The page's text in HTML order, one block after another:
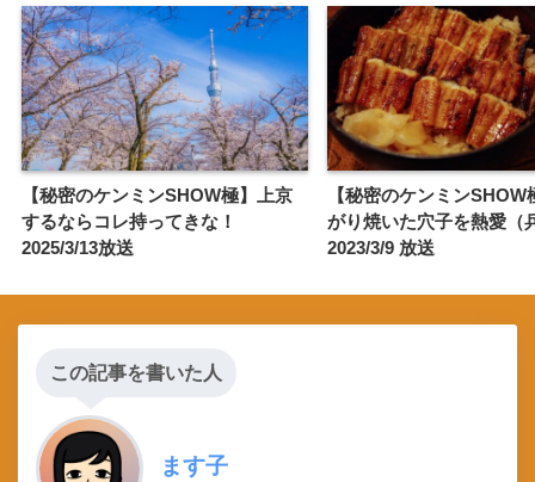
【秘密のケンミンSHOW極】上京
するならコレ持ってきな！
2025/3/13放送
【秘密のケンミンSHOW
がり焼いた穴子を熱愛（
2023/3/9 放送
この記事を書いた人
ます子